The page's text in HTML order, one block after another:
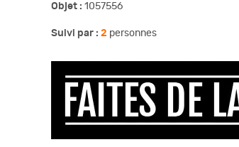
Objet : 1057556
Suivi par : 2 personnes